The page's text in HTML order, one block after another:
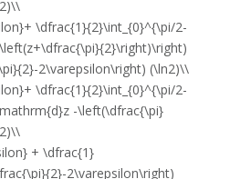
\dfrac{1}{2}\int_{0}^{\pi/2-
2\varepsilon\right) (\ln2)\\
\dfrac{1}{2}\int_{0}^{\pi/2-
-\left(\dfrac{\pi}
+ \dfrac{1}
2\varepsilon\right)